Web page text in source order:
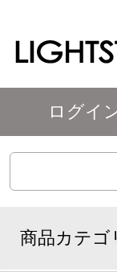
ログイ
商品カテゴ